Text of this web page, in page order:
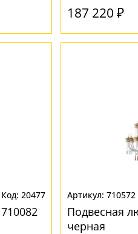
187 220 ₽
20477 710572
Подвесная
черная